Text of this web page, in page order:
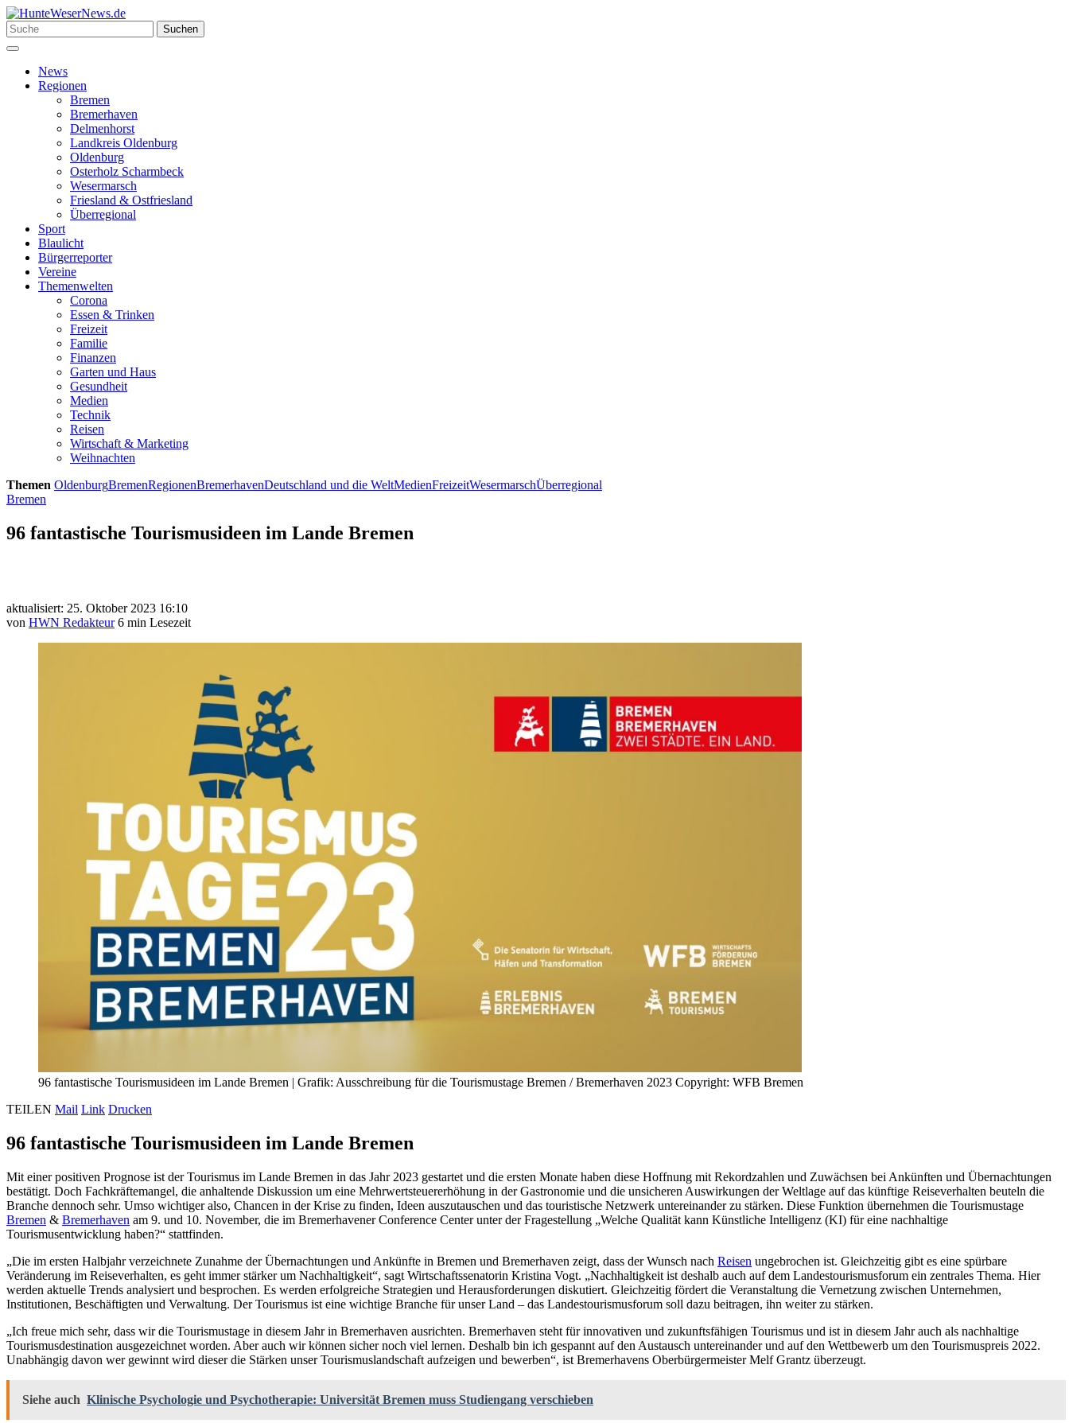
Zum
Inhalt
springen
Suchen
nach:
Suchen
Menü
News
Regionen
Bremen
Bremerhaven
Delmenhorst
Landkreis Oldenburg
Oldenburg
Osterholz Scharmbeck
Wesermarsch
Friesland & Ostfriesland
Überregional
Sport
Blaulicht
Bürgerreporter
Vereine
Themenwelten
Corona
Essen & Trinken
Freizeit
Familie
Finanzen
Garten und Haus
Gesundheit
Medien
Technik
Reisen
Wirtschaft & Marketing
Weihnachten
Themen OldenburgBremenRegionenBremerhavenDeutschland und die WeltMedienFreizeitWesermarschÜberregional
Bremen
96 fantastische Tourismusideen im Lande Bremen
aktualisiert: 25. Oktober 2023 16:10
von HWN Redakteur 6 min Lesezeit
96 fantastische Tourismusideen im Lande Bremen | Grafik: Ausschreibung für die Tourismustage Bremen / Bremerhaven 2023 Copyright: WFB Bremen
TEILEN Mail Link Drucken
96 fantastische Tourismusideen im Lande Bremen
Mit einer positiven Prognose ist der Tourismus im Lande Bremen in das Jahr 2023 gestartet und die ersten Monate haben diese Hoffnung mit Rekordzahlen und Zuwächsen bei Ankünften und Übernachtungen
bestätigt. Doch Fachkräftemangel, die anhaltende Diskussion um eine Mehrwertsteuererhöhung in der Gastronomie und die unsicheren Auswirkungen der Weltlage auf das künftige Reiseverhalten beuteln die
Branche dennoch sehr. Umso wichtiger also, Chancen in der Krise zu finden, Ideen auszutauschen und das touristische Netzwerk untereinander zu stärken. Diese Funktion übernehmen die Tourismustage
Bremen & Bremerhaven am 9. und 10. November, die im Bremerhavener Conference Center unter der Fragestellung „Welche Qualität kann Künstliche Intelligenz (KI) für eine nachhaltige
Tourismusentwicklung haben?“ stattfinden.
„Die im ersten Halbjahr verzeichnete Zunahme der Übernachtungen und Ankünfte in Bremen und Bremerhaven zeigt, dass der Wunsch nach Reisen ungebrochen ist. Gleichzeitig gibt es eine spürbare
Veränderung im Reiseverhalten, es geht immer stärker um Nachhaltigkeit“, sagt Wirtschaftssenatorin Kristina Vogt. „Nachhaltigkeit ist deshalb auch auf dem Landestourismusforum ein zentrales Thema. Hier
werden aktuelle Trends analysiert und besprochen. Es werden erfolgreiche Strategien und Herausforderungen diskutiert. Gleichzeitig fördert die Veranstaltung die Vernetzung zwischen Unternehmen,
Institutionen, Beschäftigten und Verwaltung. Der Tourismus ist eine wichtige Branche für unser Land – das Landestourismusforum soll dazu beitragen, ihn weiter zu stärken.
„Ich freue mich sehr, dass wir die Tourismustage in diesem Jahr in Bremerhaven ausrichten. Bremerhaven steht für innovativen und zukunftsfähigen Tourismus und ist in diesem Jahr auch als nachhaltige
Tourismusdestination ausgezeichnet worden. Aber auch wir können sicher noch viel lernen. Deshalb bin ich gespannt auf den Austausch untereinander und auf den Wettbewerb um den Tourismuspreis 2022.
Unabhängig davon wer gewinnt wird dieser die Stärken unser Tourismuslandschaft aufzeigen und bewerben“, ist Bremerhavens Oberbürgermeister Melf Grantz überzeugt.
Siehe auch Klinische Psychologie und Psychotherapie: Universität Bremen muss Studiengang verschieben